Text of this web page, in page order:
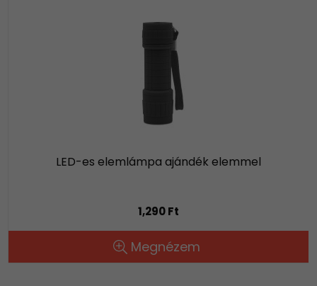
LED-es elemlámpa ajándék elemmel
1,290 Ft
Megnézem